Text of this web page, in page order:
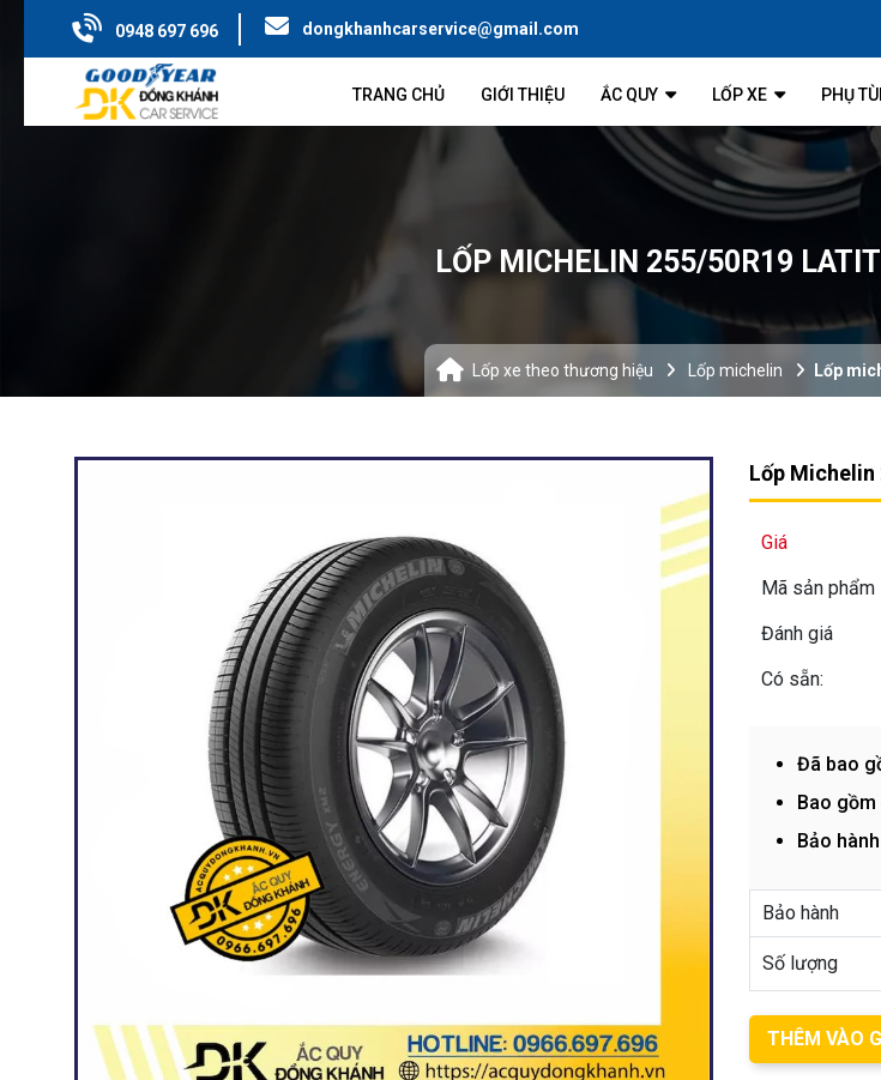
0948 697 696 dongkhanhcarservice@gmail.com
TRANG CHỦ GIỚI THIỆU ẮC QUY LỐP XE PHỤ
LỐP MICHELIN 255/50R19
Lốp xe theo thương hiệu Lốp michelin Lốp
Lốp Michelin
Giá
Mã sản phẩm
Đánh giá
Có sẵn:
Đã bao
Bao
Bảo
Bảo hành
Số lượng
THÊM VÀO